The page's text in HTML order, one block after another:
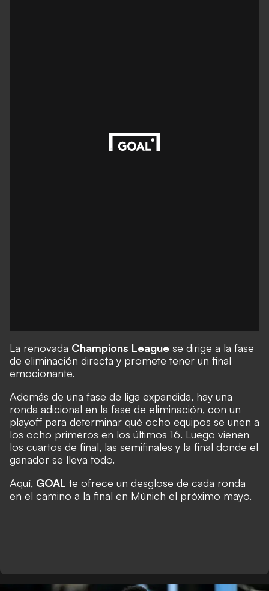
La renovada Champions League se dirige a la fase
de eliminación directa y promete tener un final
emocionante.
Además de una fase de liga expandida, hay una
ronda adicional en la fase de eliminación, con un
playoff para determinar qué ocho equipos se unen a
los ocho primeros en los últimos 16. Luego vienen
los cuartos de final, las semifinales y la final donde el
ganador se lleva todo.
Aquí, GOAL te ofrece un desglose de cada ronda
en el camino a la final en Múnich el próximo mayo.